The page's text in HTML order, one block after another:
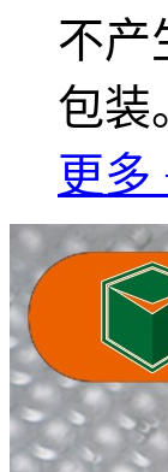
不产
包装
更多